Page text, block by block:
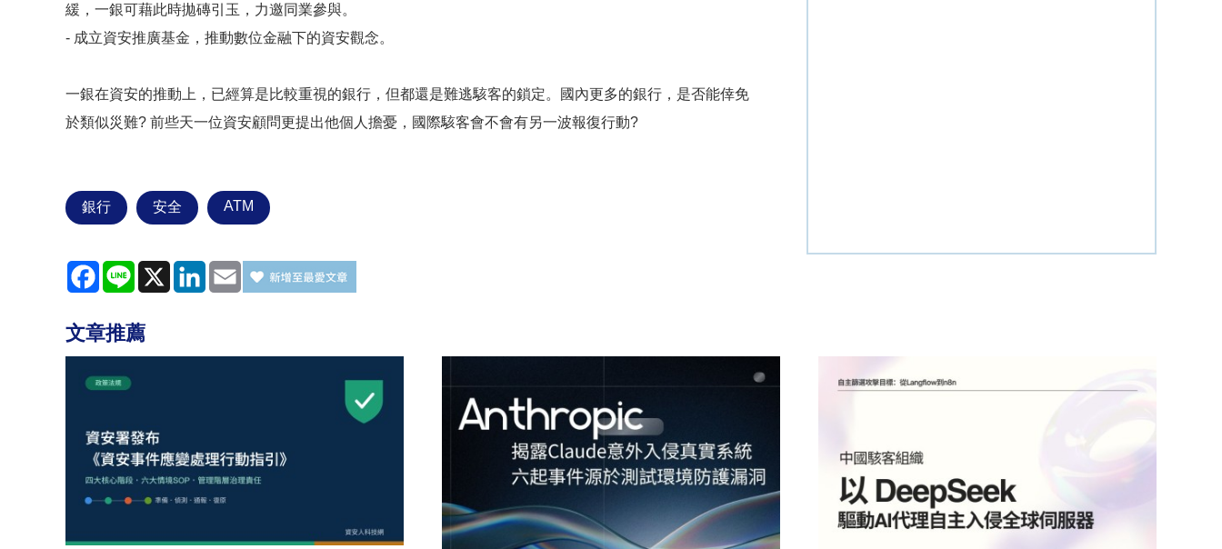
緩，一銀可藉此時拋磚引玉，力邀同業參與。
- 成立資安推廣基金，推動數位金融下的資安觀念。
一銀在資安的推動上，已經算是比較重視的銀行，但都還是難逃駭客的鎖定。國內更多的銀行，是否能倖免
於類似災難? 前些天一位資安顧問更提出他個人擔憂，國際駭客會不會有另一波報復行動?
銀行 安全 ATM
Facebook
Line X LinkedInEmail
文章推薦